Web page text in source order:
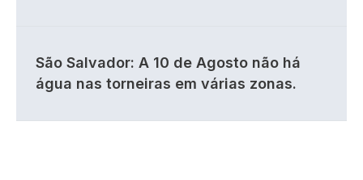
São Salvador: A 10 de Agosto não há
água nas torneiras em várias zonas.